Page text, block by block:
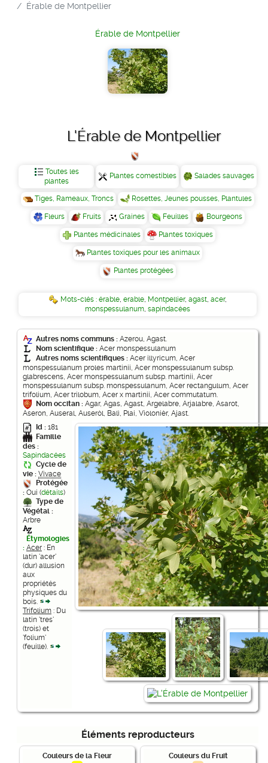
Érable de Montpellier
Érable de Montpellier
L'Érable de Montpellier
Toutes les
plantes
Plantes comestibles Salades sauvages
Tiges, Rameaux, Troncs Rosettes, Jeunes pousses, Plantules
Fleurs Fruits Graines Feuilles Bourgeons
Plantes médicinales Plantes toxiques
Plantes toxiques pour les animaux
Plantes protégées
Mots-clés : érable, erable, Montpellier, agast, acer,
monspessulanum, sapindacées
Autres noms communs : Azerou, Agast.
Nom scientifique : Acer monspessulanum
Autres noms scientifiques : Acer illyricum, Acer
monspessulanum proles martinii, Acer monspessulanum subsp.
glabrescens, Acer monspessulanum subsp. martinii, Acer
monspessulanum subsp. monspessulanum, Acer rectangulum, Acer
trifolium, Acer trilobum, Acer x martinii, Acer commutatum.
Nom occitan : Agar, Agas, Agast, Argelabre, Arjalabre, Asarot,
Aseron, Auseral, Auseròl, Balì, Plai, Violonièr, Ajast.
Id : 181
Famille
des :
Sapindacées
Cycle de
vie : Vivace
Protégée
: Oui (détails)
Type de
Végétal :
Arbre
Étymologies
: Acer : En
latin 'acer'
(dur) allusion
aux
propriétés
physiques du
bois.
Trifolium : Du
latin 'tres'
(trois) et
'folium'
(feuille).
Éléments reproducteurs
Couleurs de la Fleur Couleurs du Fruit